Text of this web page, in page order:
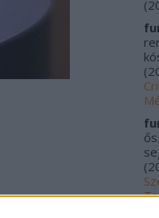
(
(
(